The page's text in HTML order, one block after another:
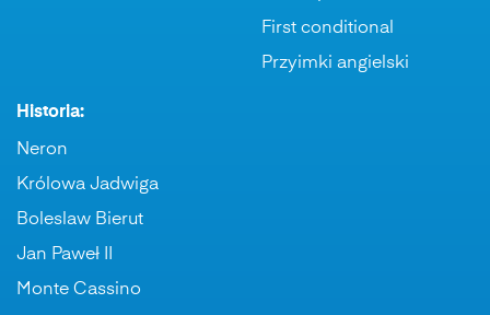
First conditional
Przyimki angielski
Historia:
Neron
Królowa Jadwiga
Boleslaw Bierut
Jan Paweł II
Monte Cassino